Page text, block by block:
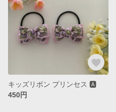
キッズリボン プリンセス 🅰️
450円